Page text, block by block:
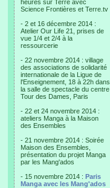
heures sur Terre avec
Science Frontières et Terre.tv
- 2 et 16 décembre 2014 :
Atelier Our Life 21, prises de
vue 1/4 et 2/4 à la
ressourcerie
- 22 novembre 2014 : village
des associations de solidarité
internationale de la Ligue de
l'Enseignement, 18 à 22h dans
la salle de spectacle du centre
Tour des Dames, Paris
- 22 et 24 novembre 2014 :
ateliers Manga à la Maison
des Ensembles
- 21 novembre 2014 : Soirée
Maison des Ensembles,
présentation du projet Manga
par les Mang'ados
- 15 novembre 2014 : Paris
Manga avec les Mang'ados